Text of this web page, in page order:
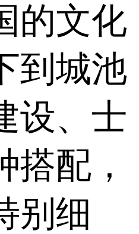
的文化
到城池
设、士
搭配，
别细